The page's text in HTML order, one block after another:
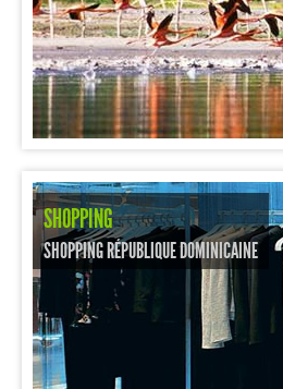
SHOPPING
SHOPPING RÉPUBLIQUE DOMINICAINE